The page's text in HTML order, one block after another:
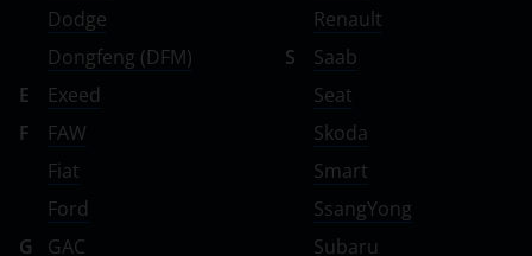
Dodge
Dongfeng (DFM)
E
Exeed
F
FAW
Fiat
Ford
G
GAC
Renault
S
Saab
Seat
Skoda
Smart
SsangYong
Subaru